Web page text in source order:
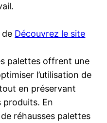
de Découvrez le site
palettes offrent une
l’utilisation de
tout en préservant
produits. En
réhausses palettes